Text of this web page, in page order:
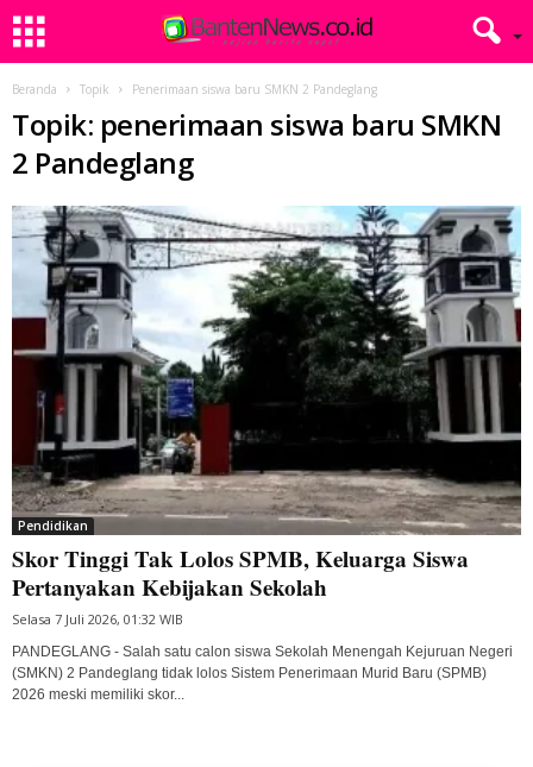
Beranda Topik Penerimaan siswa baru SMKN 2 Pandeglang
Topik: penerimaan siswa baru SMKN
2 Pandeglang
Pendidikan
Skor Tinggi Tak Lolos SPMB, Keluarga Siswa
Pertanyakan Kebijakan Sekolah
Selasa 7 Juli 2026, 01:32 WIB
PANDEGLANG - Salah satu calon siswa Sekolah Menengah Kejuruan Negeri
(SMKN) 2 Pandeglang tidak lolos Sistem Penerimaan Murid Baru (SPMB)
2026 meski memiliki skor...